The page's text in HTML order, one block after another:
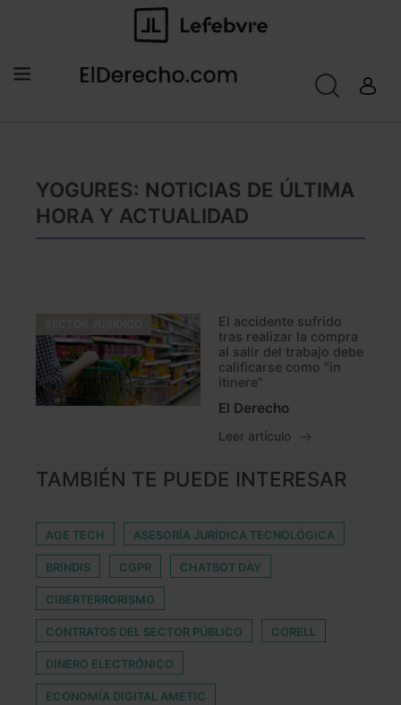
YOGURES: NOTICIAS DE ÚLTIMA
HORA Y ACTUALIDAD
El accidente sufrido
tras realizar la compra
al salir del trabajo debe
calificarse como "in
itinere"
El Derecho
Leer artículo
TAMBIÉN TE PUEDE INTERESAR
AGE TECH ASESORÍA JURÍDICA TECNOLÓGICA
BRINDIS CGPR CHATBOT DAY
CIBERTERRORISMO
CONTRATOS DEL SECTOR PÚBLICO CORELL
DINERO ELECTRÓNICO
ECONOMÍA DIGITAL AMETIC